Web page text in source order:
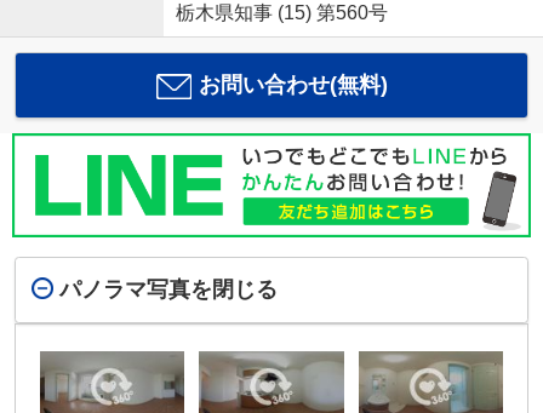
栃木県知事 (15) 第560号
お問い合わせ(無料)
パノラマ写真を閉じる